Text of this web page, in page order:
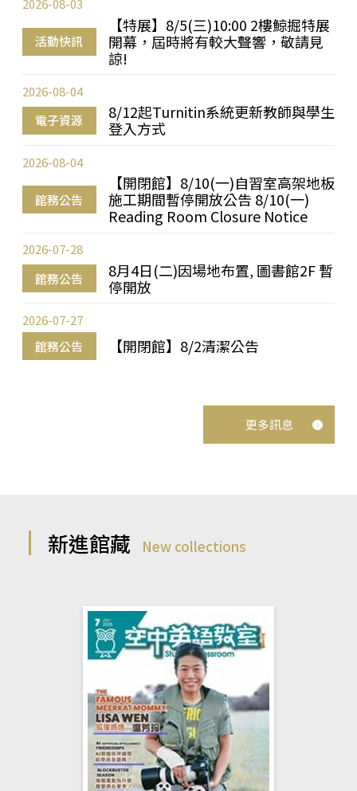
活動快訊
【特展】8/5(三)10:00 2樓鯨掘特展
開幕，屆時將有較大聲響，敬請見
諒!
2026-08-03
電子資源
8/12起Turnitin系統更新教師與學生
登入方式
2026-08-04
館務公告
【開閉館】8/10(一)自習室高架地板
施工期間暫停開放公告 8/10(一)
Reading Room Closure Notice
2026-08-04
館務公告
8月4日(二)因場地布置, 圖書館2F 暫
停開放
2026-07-28
館務公告 【開閉館】8/2清潔公告
2026-07-27
更多訊息
新進館藏 New collections